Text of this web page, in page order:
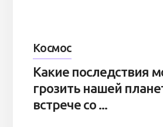
Космос
Какие последствия
грозить нашей
встрече со ...